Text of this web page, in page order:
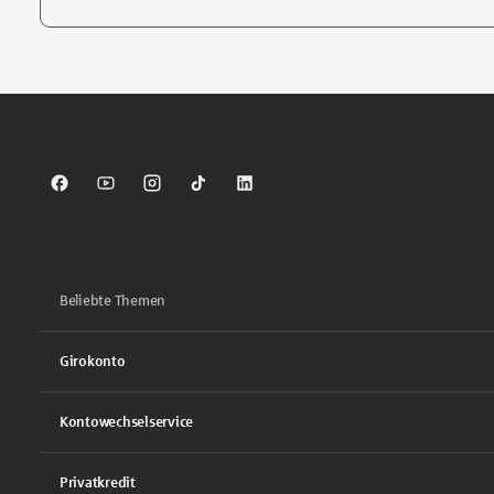
Sparkasse auf Facebook
Sparkasse auf Youtube
Sparkasse auf Instagram
Sparkasse auf TikTok
Sparkasse auf LinkedIn
Beliebte Themen
Girokonto
Kontowechselservice
Privatkredit